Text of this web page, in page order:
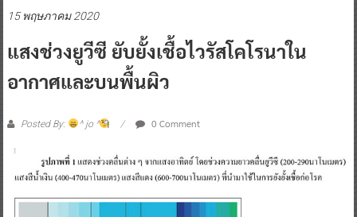
15 พฤษภาคม 2020
แสงช่วงยูวีซี ยับยั้งเชื้อไวรัสโคโรนาใน
อากาศและบนพื้นผิว
Posted By: ^ jo ^ 0 Comment